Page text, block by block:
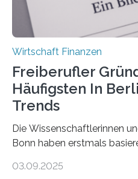
Wirtschaft Finanzen
Freiberufler
Häufigsten In
Trends
Die Wissenschaftlerinnen
Bonn haben erstmals
Landkreise mit den meisten
03.09.2025